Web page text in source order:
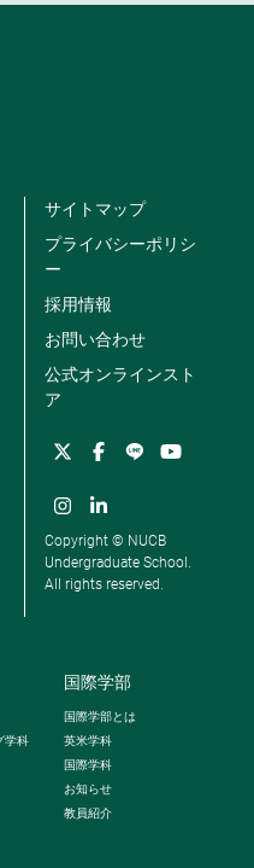
サイトマップ
プライバシーポリシ
ー
採用情報
お問い合わせ
公式オンラインスト
ア
Copyright © NUCB
Undergraduate School.
All rights reserved.
学科
国際学部
国際学部とは
英米学科
国際学科
お知らせ
教員紹介